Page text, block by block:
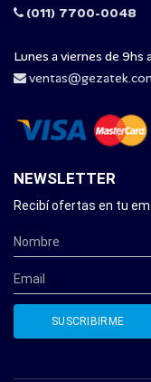
(011) 7700-0048
Lunes a viernes de 9hs
NEWSLETTER
Recibí ofertas en tu